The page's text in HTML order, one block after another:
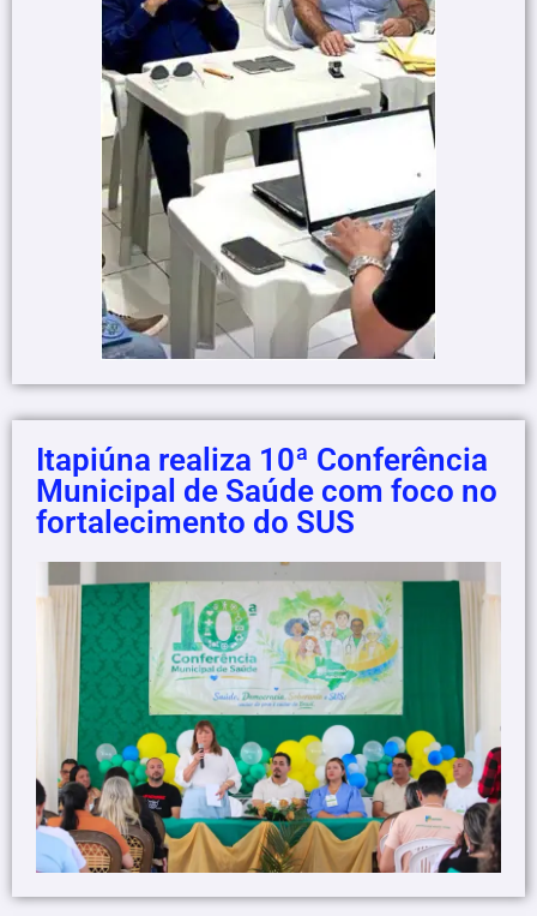
Itapiúna realiza 10ª Conferência
Municipal de Saúde com foco no
fortalecimento do SUS